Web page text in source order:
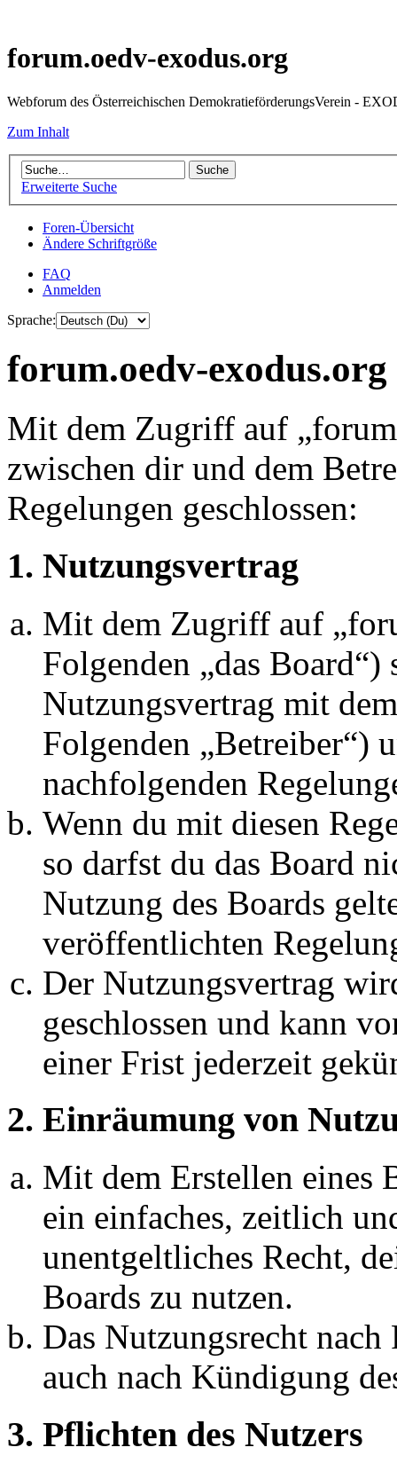
forum.oedv-exodus.org
Webforum des Österreichischen DemokratieförderungsVerein -
Zum Inhalt
Erweiterte Suche
Foren-Übersicht
Ändere Schriftgröße
FAQ
Anmelden
Sprache:
forum.oedv-
Mit dem Zugriff auf
zwischen dir und dem
Regelungen geschlossen:
1. Nutzungsvertrag
Mit dem Zugriff auf
Folgenden „das
Nutzungsvertrag mit
Folgenden „Betreiber“)
nachfolgenden
Wenn du mit diesen
so darfst du das Board
Nutzung des Boards
veröffentlichten
Der Nutzungsvertrag
geschlossen und kann
einer Frist jederzeit
2. Einräumung von
Mit dem Erstellen eines
ein einfaches, zeitlich
unentgeltliches Recht,
Boards zu nutzen.
Das Nutzungsrecht
auch nach Kündigung
3. Pflichten des Nutzers